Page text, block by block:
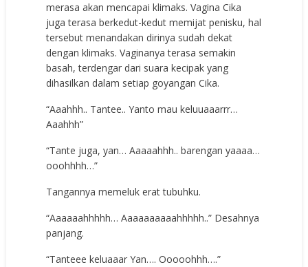
merasa akan mencapai klimaks. Vagina Cika
juga terasa berkedut-kedut memijat penisku, hal
tersebut menandakan dirinya sudah dekat
dengan klimaks. Vaginanya terasa semakin
basah, terdengar dari suara kecipak yang
dihasilkan dalam setiap goyangan Cika.
“Aaahhh.. Tantee.. Yanto mau keluuaaarrr…
Aaahhh”
“Tante juga, yan… Aaaaahhh.. barengan yaaaa…
ooohhhh…”
Tangannya memeluk erat tubuhku.
“Aaaaaahhhhh… Aaaaaaaaaahhhhh..” Desahnya
panjang.
“Tanteee keluaaar Yan…. Ooooohhh….”